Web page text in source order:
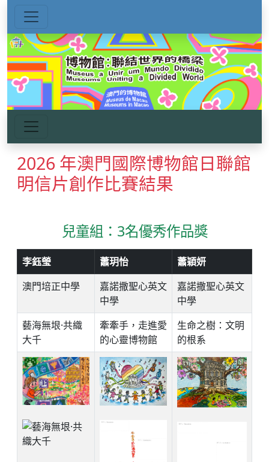
2026 年澳門國際博物館日聯館
明信片創作比賽結果
兒童組：3名優秀作品獎
李鈺瑩 蕭玥怡
蕭穎妍
澳門培正中學
嘉諾撒聖心英文
中學
嘉諾撒聖心英文
中學
藝海無垠·共織
大千
牽牽手，走進愛
的心靈博物館
生命之樹：文明
的根系